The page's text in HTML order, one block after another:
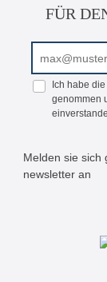
FÜR
Ich habe die
genommen
Melden sie sich
newsletter an